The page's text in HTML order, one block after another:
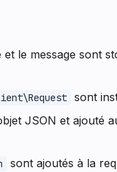
le message sont
sont
JSON et ajouté
sont ajoutés à la